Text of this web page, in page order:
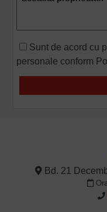
Sunt de acord cu
personale conform
Bd. 21